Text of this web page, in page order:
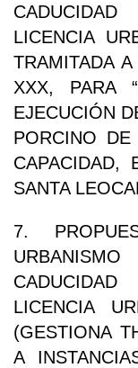
LICENCIA
TRAMITADA
XXX, PARA
EJECUCIÓN
PORCINO
CAPACIDAD,
SANTA
7.
LICENCIA
(GESTIONA
A